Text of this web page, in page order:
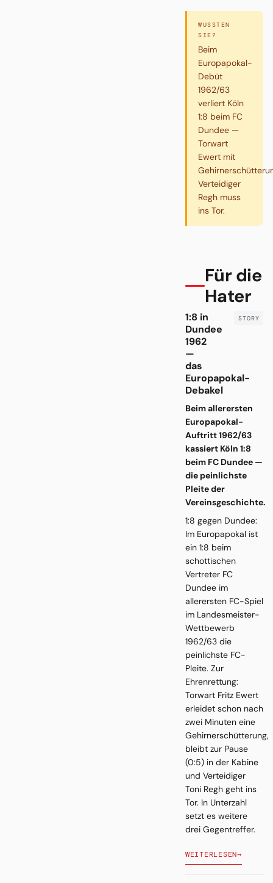
WUSSTEN
SIE?
Beim
Europapokal-
Debüt
1962/63
verliert Köln
1:8 beim FC
Dundee —
Torwart
Ewert mit
Verteidiger
Regh muss
ins Tor.
Für die
Hater
1:8 in
Dundee
1962
—
das
Europapokal-
Debakel
Beim allerersten
Europapokal-
Auftritt 1962/63
kassiert Köln 1:8
beim FC Dundee —
die peinlichste
Pleite der
Vereinsgeschichte.
1:8 gegen Dundee:
Im Europapokal ist
ein 1:8 beim
schottischen
Vertreter FC
Dundee im
allerersten FC-Spiel
im Landesmeister-
Wettbewerb
1962/63 die
peinlichste FC-
Pleite. Zur
Ehrenrettung:
Torwart Fritz Ewert
erleidet schon nach
zwei Minuten eine
Gehirnerschütterung,
bleibt zur Pause
(0:5) in der Kabine
und Verteidiger
Toni Regh geht ins
Tor. In Unterzahl
setzt es weitere
drei Gegentreffer.
WEITERLESEN→